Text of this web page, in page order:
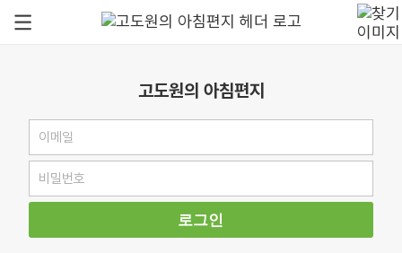
고도원의 아침편지
로그인